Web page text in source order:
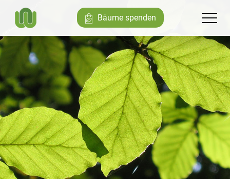
Bäume spenden